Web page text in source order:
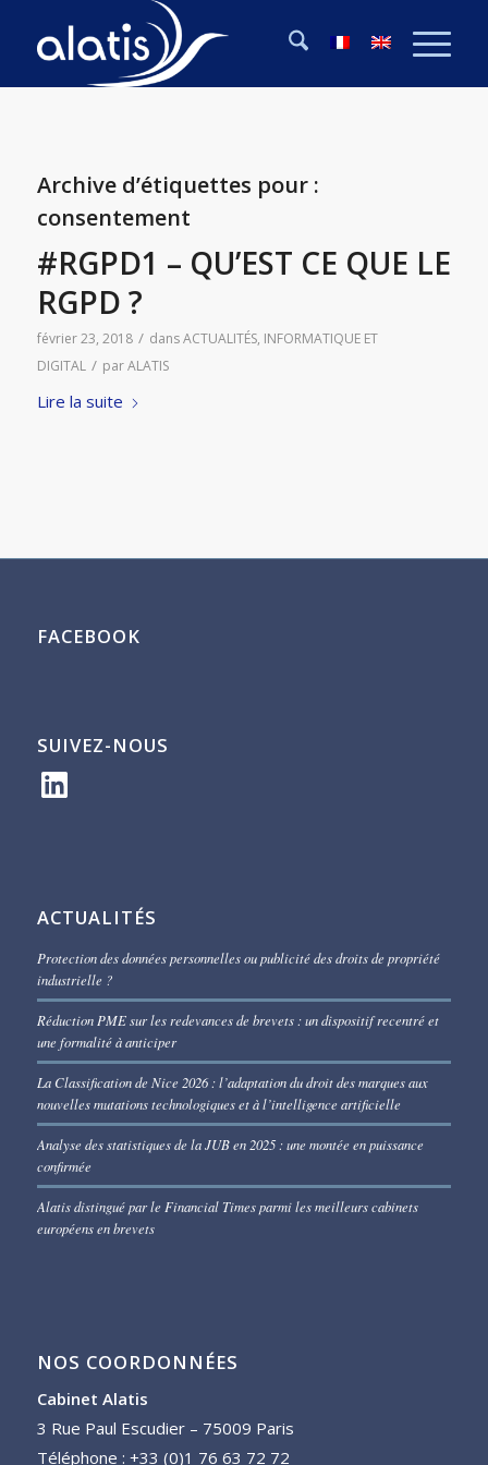
Archive d’étiquettes pour :
consentement
#RGPD1 – QU’EST CE QUE LE
RGPD ?
février 23, 2018 / dansACTUALITÉS, INFORMATIQUE ET
DIGITAL / parALATIS
Lire la suite
FACEBOOK
SUIVEZ-NOUS
LinkedIn
ACTUALITÉS
Protection des données personnelles ou publicité des droits de propriété
industrielle ?
Réduction PME sur les redevances de brevets : un dispositif recentré et
une formalité à anticiper
La Classification de Nice 2026 : l’adaptation du droit des marques aux
nouvelles mutations technologiques et à l’intelligence artificielle
Analyse des statistiques de la JUB en 2025 : une montée en puissance
confirmée
Alatis distingué par le Financial Times parmi les meilleurs cabinets
européens en brevets
NOS COORDONNÉES
Cabinet Alatis
3 Rue Paul Escudier – 75009 Paris
Téléphone : +33 (0)1 76 63 72 72